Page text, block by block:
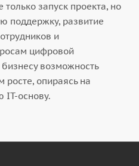
запуск проекта, но
поддержку, развитие
и
цифровой
возможность
росте, опираясь на
IT-основу.